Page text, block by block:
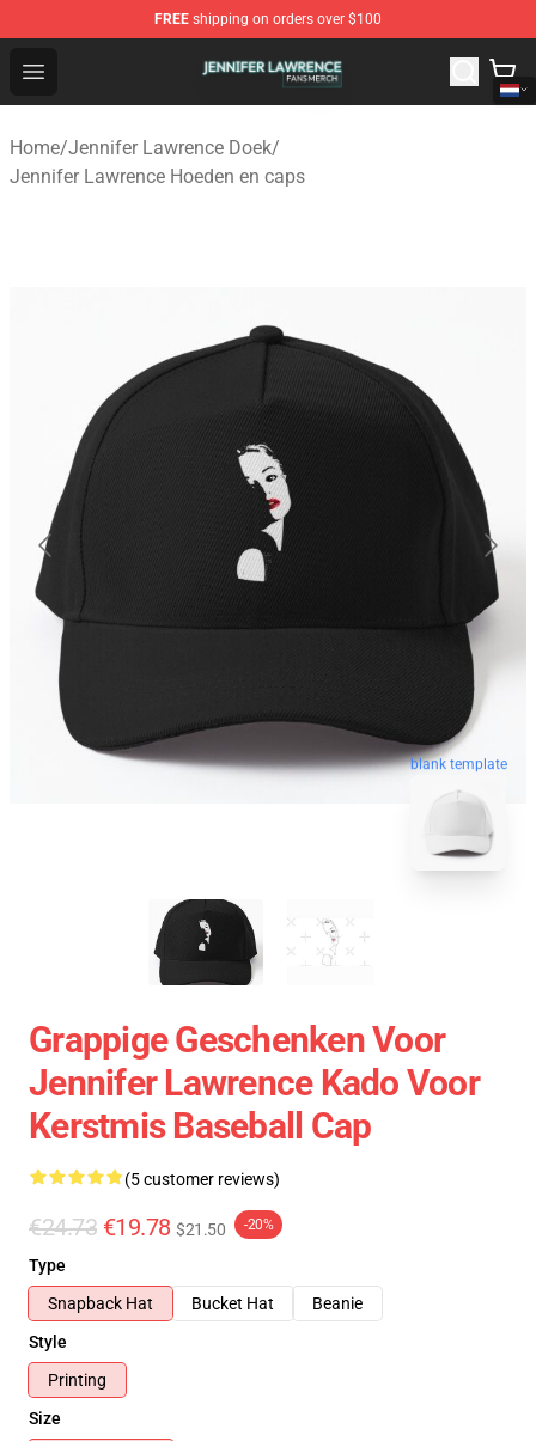
FREE shipping on orders over $100
Open menu
Jennifer Lawrence Shop - Official Jennifer Lawrence
Home/Jennifer Lawrence Doek/
Jennifer Lawrence Hoeden en caps
blank template
Grappige Geschenken Voor
Jennifer Lawrence Kado Voor
Kerstmis Baseball Cap
(5 customer reviews)
€24.73 €19.78 $21.50 -20%
Type
Snapback Hat
Bucket Hat
Beanie
Style
Printing
Size